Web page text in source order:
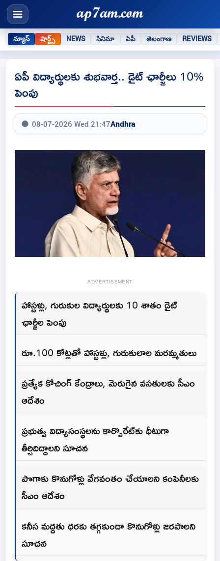
న్యూస్ షార్ట్స్ NEWS సినిమా ఏపీ తెలంగాణ REVIEWS
ఏపీ విద్యార్థులకు శుభవార్త.. డైట్‌ ఛార్జీలు 10%
పెంపు
08-07-2026 Wed 21:47Andhra
ADVERTISEMENT
హాస్టళ్లు, గురుకుల విద్యార్థులకు 10 శాతం డైట్‌
ఛార్జీల పెంపు
రూ.100 కోట్లతో హాస్టళ్లు, గురుకులాల మరమ్మతులు
ప్రత్యేక కోచింగ్‌ కేంద్రాలు, మెరుగైన వసతులకు సీఎం
ఆదేశం
ప్రభుత్వ విద్యాసంస్థలను కార్పొరేట్‌కు ధీటుగా
తీర్చిదిద్దాలని సూచన
పొగాకు కొనుగోళ్లు వేగవంతం చేయాలని కంపెనీలకు
సీఎం ఆదేశం
కనీస మద్దతు ధరకు తగ్గకుండా కొనుగోళ్లు జరపాలని
సూచన